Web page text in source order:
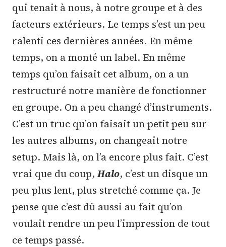
qui tenait à nous, à notre groupe et à des
facteurs extérieurs. Le temps s’est un peu
ralenti ces dernières années. En même
temps, on a monté un label. En même
temps qu’on faisait cet album, on a un
restructuré notre manière de fonctionner
en groupe. On a peu changé d’instruments.
C’est un truc qu’on faisait un petit peu sur
les autres albums, on changeait notre
setup. Mais là, on l’a encore plus fait. C’est
vrai que du coup, Halo, c’est un disque un
peu plus lent, plus stretché comme ça. Je
pense que c’est dû aussi au fait qu’on
voulait rendre un peu l’impression de tout
ce temps passé.